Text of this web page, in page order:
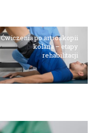
Ćwiczenia po artroskopii
kolana – etapy
rehabilitacji